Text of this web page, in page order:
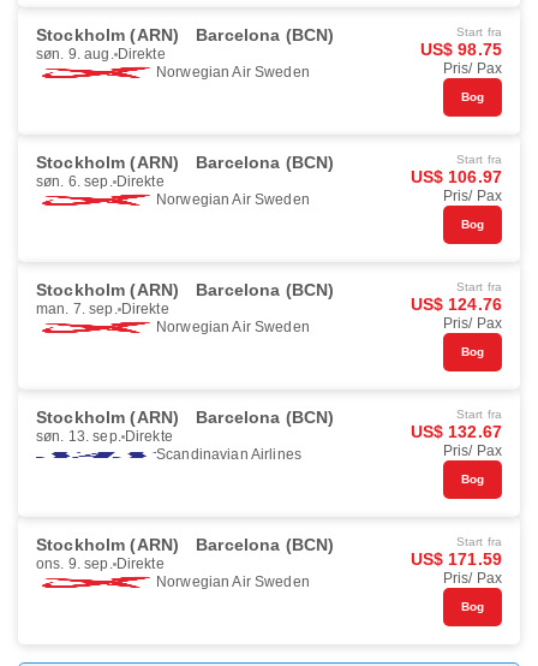
Stockholm (ARN) Barcelona (BCN)
søn. 9. aug. Direkte
Norwegian Air Sweden
Start fra
US$ 98.75
Pris/ Pax
Bog
Stockholm (ARN) Barcelona (BCN)
søn. 6. sep. Direkte
Norwegian Air Sweden
Start fra
US$ 106.97
Pris/ Pax
Bog
Stockholm (ARN) Barcelona (BCN)
man. 7. sep. Direkte
Norwegian Air Sweden
Start fra
US$ 124.76
Pris/ Pax
Bog
Stockholm (ARN) Barcelona (BCN)
søn. 13. sep. Direkte
Scandinavian Airlines
Start fra
US$ 132.67
Pris/ Pax
Bog
Stockholm (ARN) Barcelona (BCN)
ons. 9. sep. Direkte
Norwegian Air Sweden
Start fra
US$ 171.59
Pris/ Pax
Bog